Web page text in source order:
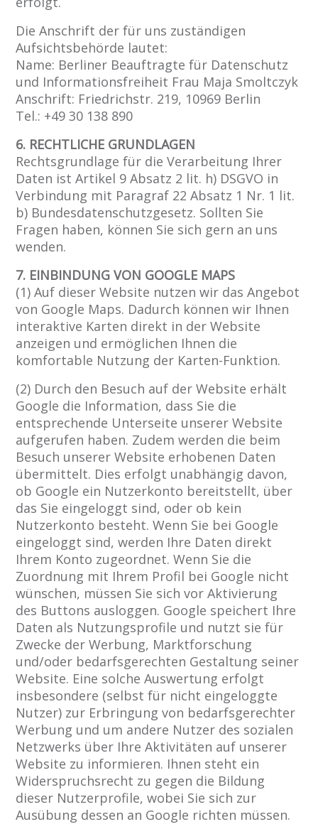
Die Anschrift der für uns zuständigen
Aufsichtsbehörde lautet:
Name: Berliner Beauftragte für Datenschutz
und Informationsfreiheit Frau Maja Smoltczyk
Anschrift: Friedrichstr. 219, 10969 Berlin
Tel.: +49 30 138 890
6. RECHTLICHE GRUNDLAGEN
Rechtsgrundlage für die Verarbeitung Ihrer
Daten ist Artikel 9 Absatz 2 lit. h) DSGVO in
Verbindung mit Paragraf 22 Absatz 1 Nr. 1 lit.
b) Bundesdatenschutzgesetz. Sollten Sie
Fragen haben, können Sie sich gern an uns
wenden.
7. EINBINDUNG VON GOOGLE MAPS
(1) Auf dieser Website nutzen wir das Angebot
von Google Maps. Dadurch können wir Ihnen
interaktive Karten direkt in der Website
anzeigen und ermöglichen Ihnen die
komfortable Nutzung der Karten-Funktion.
(2) Durch den Besuch auf der Website erhält
Google die Information, dass Sie die
entsprechende Unterseite unserer Website
aufgerufen haben. Zudem werden die beim
Besuch unserer Website erhobenen Daten
übermittelt. Dies erfolgt unabhängig davon,
ob Google ein Nutzerkonto bereitstellt, über
das Sie eingeloggt sind, oder ob kein
Nutzerkonto besteht. Wenn Sie bei Google
eingeloggt sind, werden Ihre Daten direkt
Ihrem Konto zugeordnet. Wenn Sie die
Zuordnung mit Ihrem Profil bei Google nicht
wünschen, müssen Sie sich vor Aktivierung
des Buttons ausloggen. Google speichert Ihre
Daten als Nutzungsprofile und nutzt sie für
Zwecke der Werbung, Marktforschung
und/oder bedarfsgerechten Gestaltung seiner
Website. Eine solche Auswertung erfolgt
insbesondere (selbst für nicht eingeloggte
Nutzer) zur Erbringung von bedarfsgerechter
Werbung und um andere Nutzer des sozialen
Netzwerks über Ihre Aktivitäten auf unserer
Website zu informieren. Ihnen steht ein
Widerspruchsrecht zu gegen die Bildung
dieser Nutzerprofile, wobei Sie sich zur
Ausübung dessen an Google richten müssen.